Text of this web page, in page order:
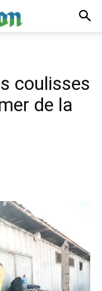
coulisses
de la